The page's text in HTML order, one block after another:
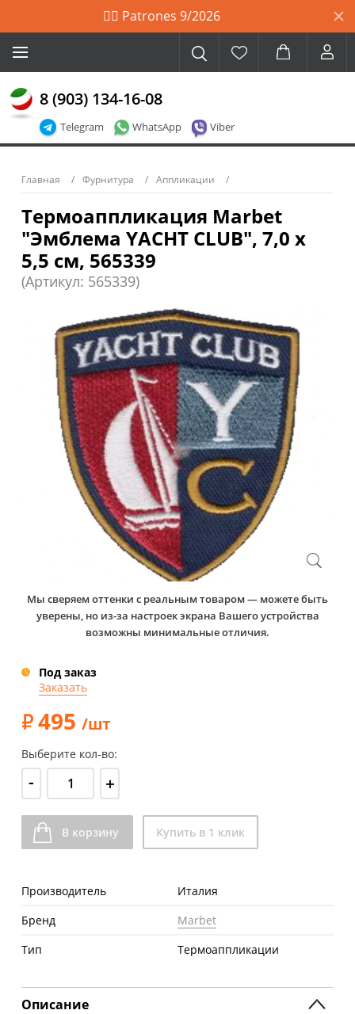
🙋‍♀️ Patrones 9/2026
Telegram WhatsApp Viber
8 (903) 134-16-08
Главная Фурнитура Аппликации
Термоаппликация Marbet
"Эмблема YACHT CLUB", 7,0 х
5,5 см, 565339
(Артикул: 565339)
Мы сверяем оттенки с реальным товаром — можете быть
уверены, но из-за настроек экрана Вашего устройства
возможны минимальные отличия.
Под заказ
Заказать
495 /шт
Выберите кол-во:
- +
В корзину Купить в 1 клик
Производитель
Италия
Бренд
Marbet
Тип
Термоаппликации
Описание